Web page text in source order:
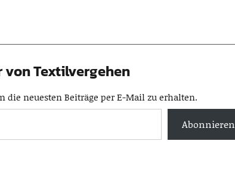
von Textilvergehen
neuesten Beiträge per E-Mail zu erhalten.
Abonnieren